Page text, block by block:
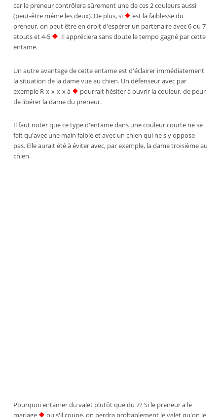
car le preneur contrôlera sûrement une de ces 2 couleurs aussi
(peut-être même les deux). De plus, si
est la faiblesse du
preneur, on peut être en droit d'espérer un partenaire avec 6 ou 7
atouts et 4-5
. Il appréciera sans doute le tempo gagné par cette
entame.
Un autre avantage de cette entame est d'éclairer immédiatement
la situation de la dame vue au chien. Un défenseur avec par
exemple R-x-x-x-x à
pourrait hésiter à ouvrir la couleur, de peur
de libérer la dame du preneur.
Il faut noter que ce type d'entame dans une couleur courte ne se
fait qu'avec une main faible et avec un chien qui ne s'y oppose
pas. Elle aurait été à éviter avec, par exemple, la dame troisième au
chien.
Pourquoi entamer du valet plutôt que du 7? Si le preneur a le
mariage
ou s'il coupe, on perdra probablement le valet qu'on le